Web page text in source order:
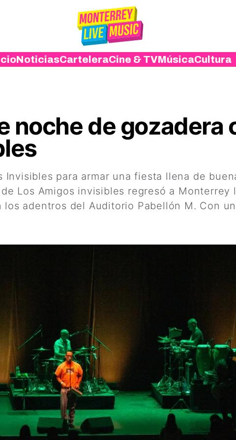
NoticiasCarteleraCine & TVMúsicaCultura
noche de gozadera
Invisibles para armar una fiesta llena de
Los Amigos invisibles regresó a Monterrey
adentros del Auditorio Pabellón M. Con